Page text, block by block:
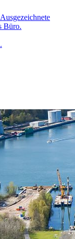
Ausgezeichnete
Büro.